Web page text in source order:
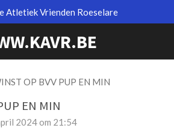
Atletiek Vrienden Roeselare
OP BVV PUP EN MIN
EN MIN
2024 om 21:54